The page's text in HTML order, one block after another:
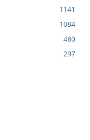
1141
1084
480
297